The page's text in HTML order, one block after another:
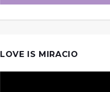
LOVE IS MIRACIO